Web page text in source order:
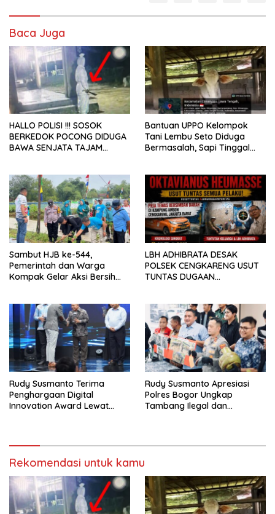
Baca Juga
HALLO POLISI !!! SOSOK
BERKEDOK POCONG DIDUGA
BAWA SENJATA TAJAM
LEBONG
Bantuan UPPO Kelompok
Tani Lembu Seto Diduga
Bermasalah, Sapi Tinggal
Sambut HJB ke-544,
Pemerintah dan Warga
Kompak Gelar Aksi Bersih
LBH ADHIBRATA DESAK
POLSEK CENGKARENG USUT
TUNTAS DUGAAN
Rudy Susmanto Terima
Penghargaan Digital
Innovation Award Lewat
Rudy Susmanto Apresiasi
Polres Bogor Ungkap
Tambang Ilegal dan
Rekomendasi untuk kamu